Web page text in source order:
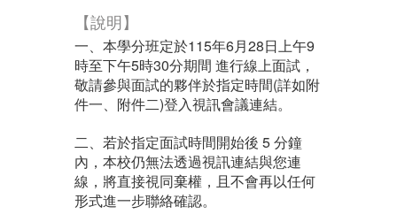
【說明】
一、本學分班定於115年6月28日上午9
時至下午5時30分期間 進行線上面試，
敬請參與面試的夥伴於指定時間(詳如附
件一、 附件二)登入視訊會議連結。
二、若於指定面試時間開始後 5 分鐘
內，本校仍無法透過視訊連結與您連
線，將直接視同棄權，且不會再以任何
形式進一步聯絡確認。